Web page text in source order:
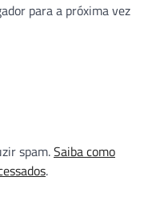
para a próxima vez
spam.Saiba como
.